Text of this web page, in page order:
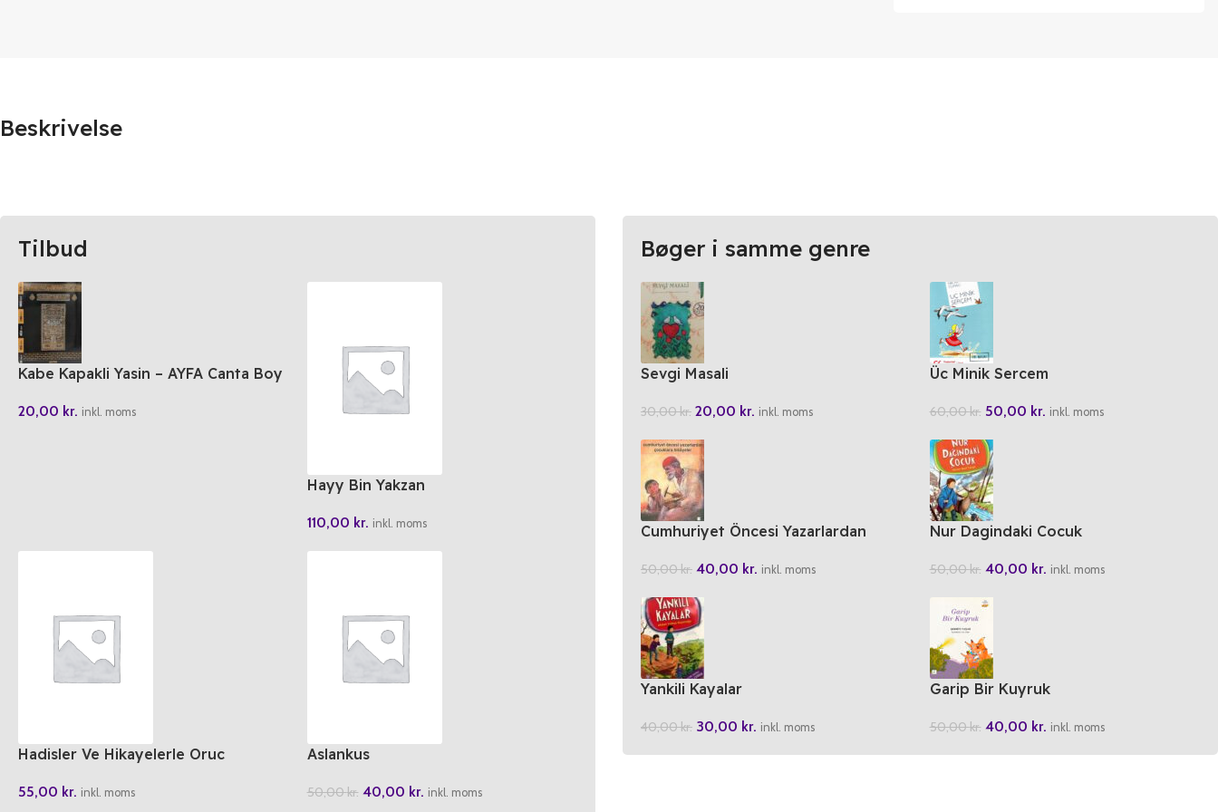
Beskrivelse
Tilbud
Kabe Kapakli Yasin – AYFA Canta Boy
20,00 kr. inkl. moms
Hayy Bin Yakzan
110,00 kr. inkl. moms
Hadisler Ve Hikayelerle Oruc
55,00 kr. inkl. moms
Aslankus
50,00kr. 40,00 kr. inkl. moms
Bøger i samme genre
Sevgi Masali
30,00kr. 20,00 kr. inkl. moms
Üc Minik Sercem
60,00kr. 50,00 kr. inkl. moms
Cumhuriyet Öncesi Yazarlardan
50,00kr. 40,00 kr. inkl. moms
Nur Dagindaki Cocuk
50,00kr. 40,00 kr. inkl. moms
Yankili Kayalar
40,00kr. 30,00 kr. inkl. moms
Garip Bir Kuyruk
50,00kr. 40,00 kr. inkl. moms